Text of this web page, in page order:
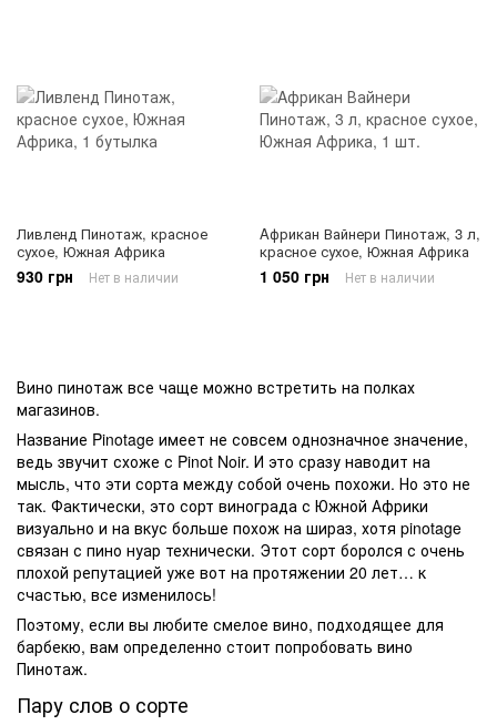
Ливленд Пинотаж, красное
сухое, Южная Африка
930 грн Нет в наличии
Aфрикан Вайнери Пинотаж, 3 л,
красное сухое, Южная Африка
1 050 грн Нет в наличии
Вино пинотаж все чаще можно встретить на полках
магазинов.
Название Pinotage имеет не совсем однозначное значение,
ведь звучит схоже с Pinot Noir. И это сразу наводит на
мысль, что эти сорта между собой очень похожи. Но это не
так. Фактически, это сорт винограда с Южной Африки
визуально и на вкус больше похож на шираз, хотя pinotage
связан с пино нуар технически. Этот сорт боролся с очень
плохой репутацией уже вот на протяжении 20 лет… к
счастью, все изменилось!
Поэтому, если вы любите смелое вино, подходящее для
барбекю, вам определенно стоит попробовать вино
Пинотаж.
Пару слов о сорте